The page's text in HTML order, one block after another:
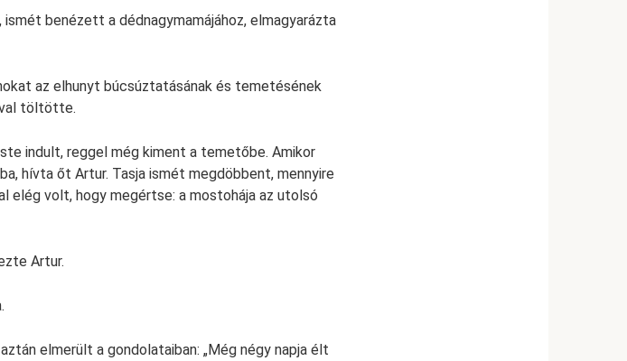
benézett a dédnagymamájához, elmagyarázta
az elhunyt búcsúztatásának és temetésének
töltötte.
indult, reggel még kiment a temetőbe. Amikor
hívta őt Artur. Tasja ismét megdöbbent, mennyire
elég volt, hogy megértse: a mostohája az utolsó
Artur.
elmerült a gondolataiban: „Még négy napja élt